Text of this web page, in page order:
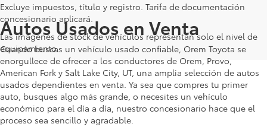
Excluye impuestos, título y registro. Tarifa de documentación
concesionario aplicará.
Las imágenes de stock de vehículos representan solo el nivel de
equipamiento.
Autos Usados en Venta
Cuando buscas un vehículo usado confiable, Orem Toyota se
enorgullece de ofrecer a los conductores de Orem, Provo,
American Fork y Salt Lake City, UT, una amplia selección de autos
usados dependientes en venta. Ya sea que compres tu primer
auto, busques algo más grande, o necesites un vehículo
económico para el día a día, nuestro concesionario hace que el
proceso sea sencillo y agradable.